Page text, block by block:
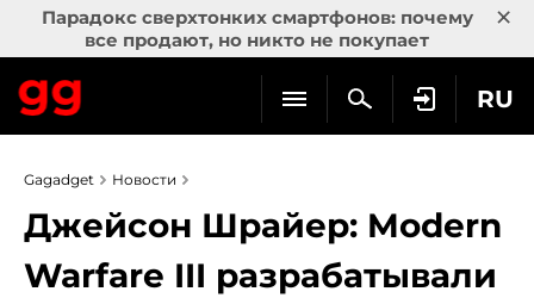
Парадокс сверхтонких смартфонов: почему
все продают, но никто не покупает
×
RU
Gagadget Новости
Джейсон Шрайер: Modern
Warfare III разрабатывали